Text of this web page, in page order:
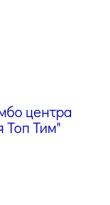
центра
Топ Тим"